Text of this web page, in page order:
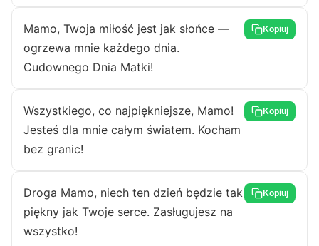
Mamo, Twoja miłość jest jak słońce —
ogrzewa mnie każdego dnia.
Cudownego Dnia Matki!
Kopiuj
Wszystkiego, co najpiękniejsze, Mamo!
Jesteś dla mnie całym światem. Kocham
bez granic!
Kopiuj
Droga Mamo, niech ten dzień będzie tak
piękny jak Twoje serce. Zasługujesz na
wszystko!
Kopiuj